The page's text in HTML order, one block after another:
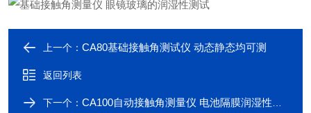
上一个： CA80基础接触角测试仪 动态静态均可测
返回列表
下一个： CA100自动接触角测量仪 电池隔膜润湿性测试